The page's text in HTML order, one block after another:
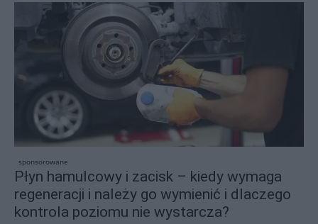
sponsorowane
Płyn hamulcowy i zacisk – kiedy wymaga
regeneracji i należy go wymienić i dlaczego
kontrola poziomu nie wystarcza?